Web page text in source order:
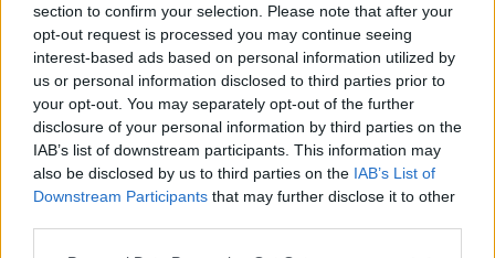
section to confirm your selection. Please note that after your
opt-out request is processed you may continue seeing
interest-based ads based on personal information utilized by
us or personal information disclosed to third parties prior to
your opt-out. You may separately opt-out of the further
disclosure of your personal information by third parties on the
IAB’s list of downstream participants. This information may
also be disclosed by us to third parties on the IAB’s List of
Downstream Participants that may further disclose it to other
MORZSOLÓDIK A SÁRVÁRI FIDESZ - NÉMETH
RÓBERT ÖNKORMÁNYZATI KÉPVISELŐ KILÉP A
PÁRTBÓL, FÜGGETLENKÉNT ÜL EZENTÚL A
TESTÜLETBEN
2026. június. 24. 21:09
Toldi Tamás képviselő lemondásra szólította fel a “kamu”
Magyar Péternek aláírásokat gyűjtő fideszes Varga Károlyt.
CSAK NÉMA CSÖND JÖTT VÁLASZUL A
SÁRVÁRI FIDESZES ÖNKORMÁNYZATI